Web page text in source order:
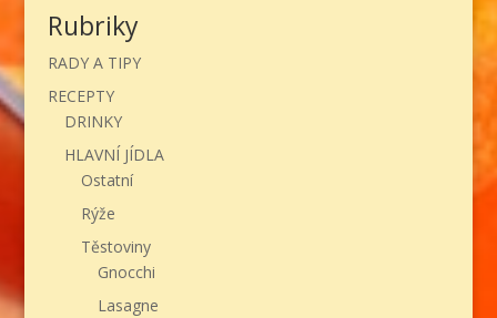
Rubriky
RADY A TIPY
RECEPTY
DRINKY
HLAVNÍ JÍDLA
Ostatní
Rýže
Těstoviny
Gnocchi
Lasagne